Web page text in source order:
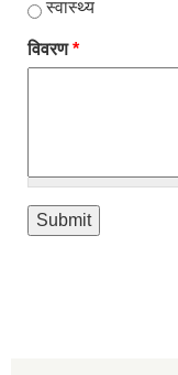
स्वास्थ्य
विवरण*